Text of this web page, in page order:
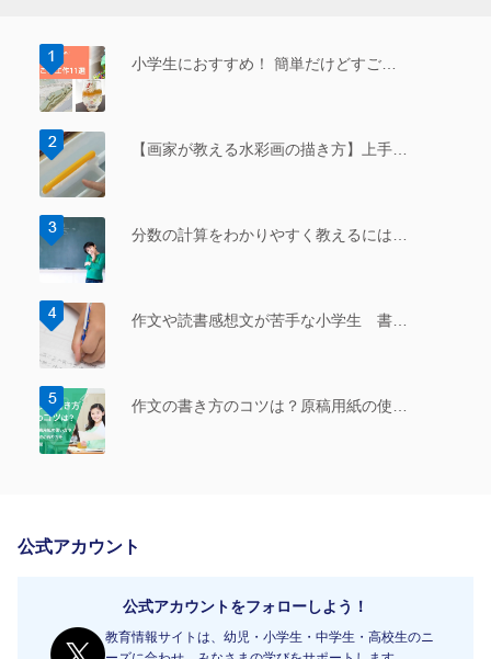
小学生におすすめ！ 簡単だけどすご…
【画家が教える水彩画の描き方】上手…
分数の計算をわかりやすく教えるには…
作文や読書感想文が苦手な小学生 書…
作文の書き方のコツは？原稿用紙の使…
公式アカウント
公式アカウントをフォローしよう！
教育情報サイトは、幼児・小学生・中学生・高校生のニ